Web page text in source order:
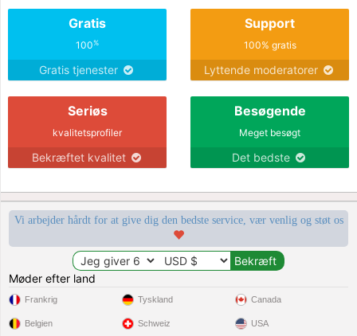
Gratis
100%
Gratis tjenester
Support
100% gratis
Lyttende moderatorer
Seriøs
kvalitetsprofiler
Bekræftet kvalitet
Besøgende
Meget besøgt
Det bedste
Vi arbejder hårdt for at give dig den bedste service, vær venlig og støt os
Møder efter land
Frankrig
Belgien
Tyskland
Schweiz
Canada
USA